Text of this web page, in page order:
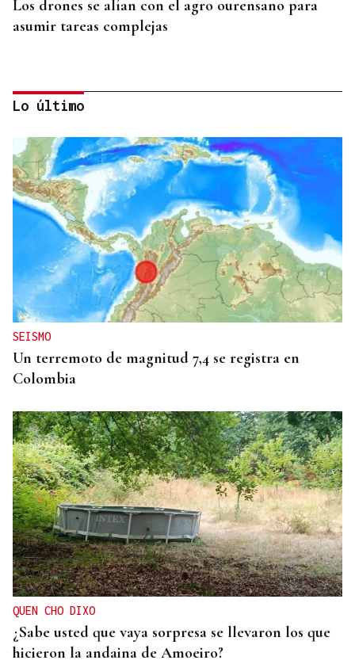
Los drones se alían con el agro ourensano para
asumir tareas complejas
ATRACTIVO TURÍSTICO
Más del 30% de turistas en agosto llegarán por el
eclipse
Lo último
SEISMO
Un terremoto de magnitud 7,4 se registra en
Colombia
QUEN CHO DIXO
¿Sabe usted que vaya sorpresa se llevaron los que
hicieron la andaina de Amoeiro?